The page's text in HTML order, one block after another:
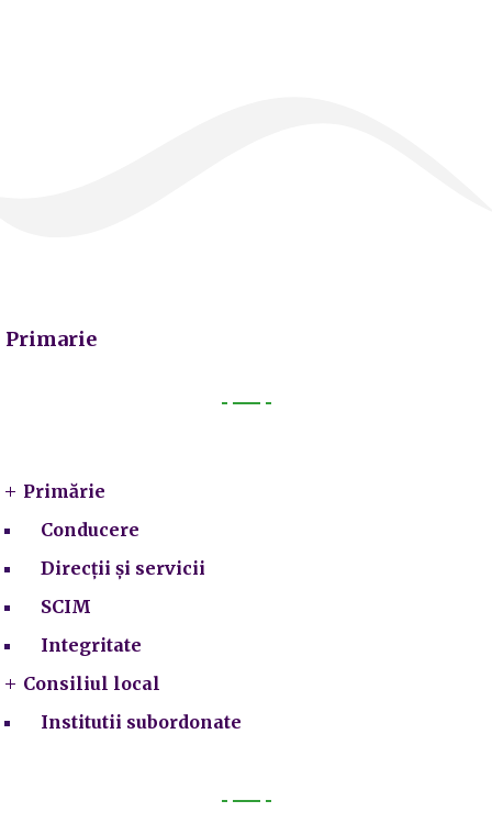
Primarie
Primărie
Conducere
Direcții și servicii
SCIM
Integritate
Consiliul local
Institutii subordonate